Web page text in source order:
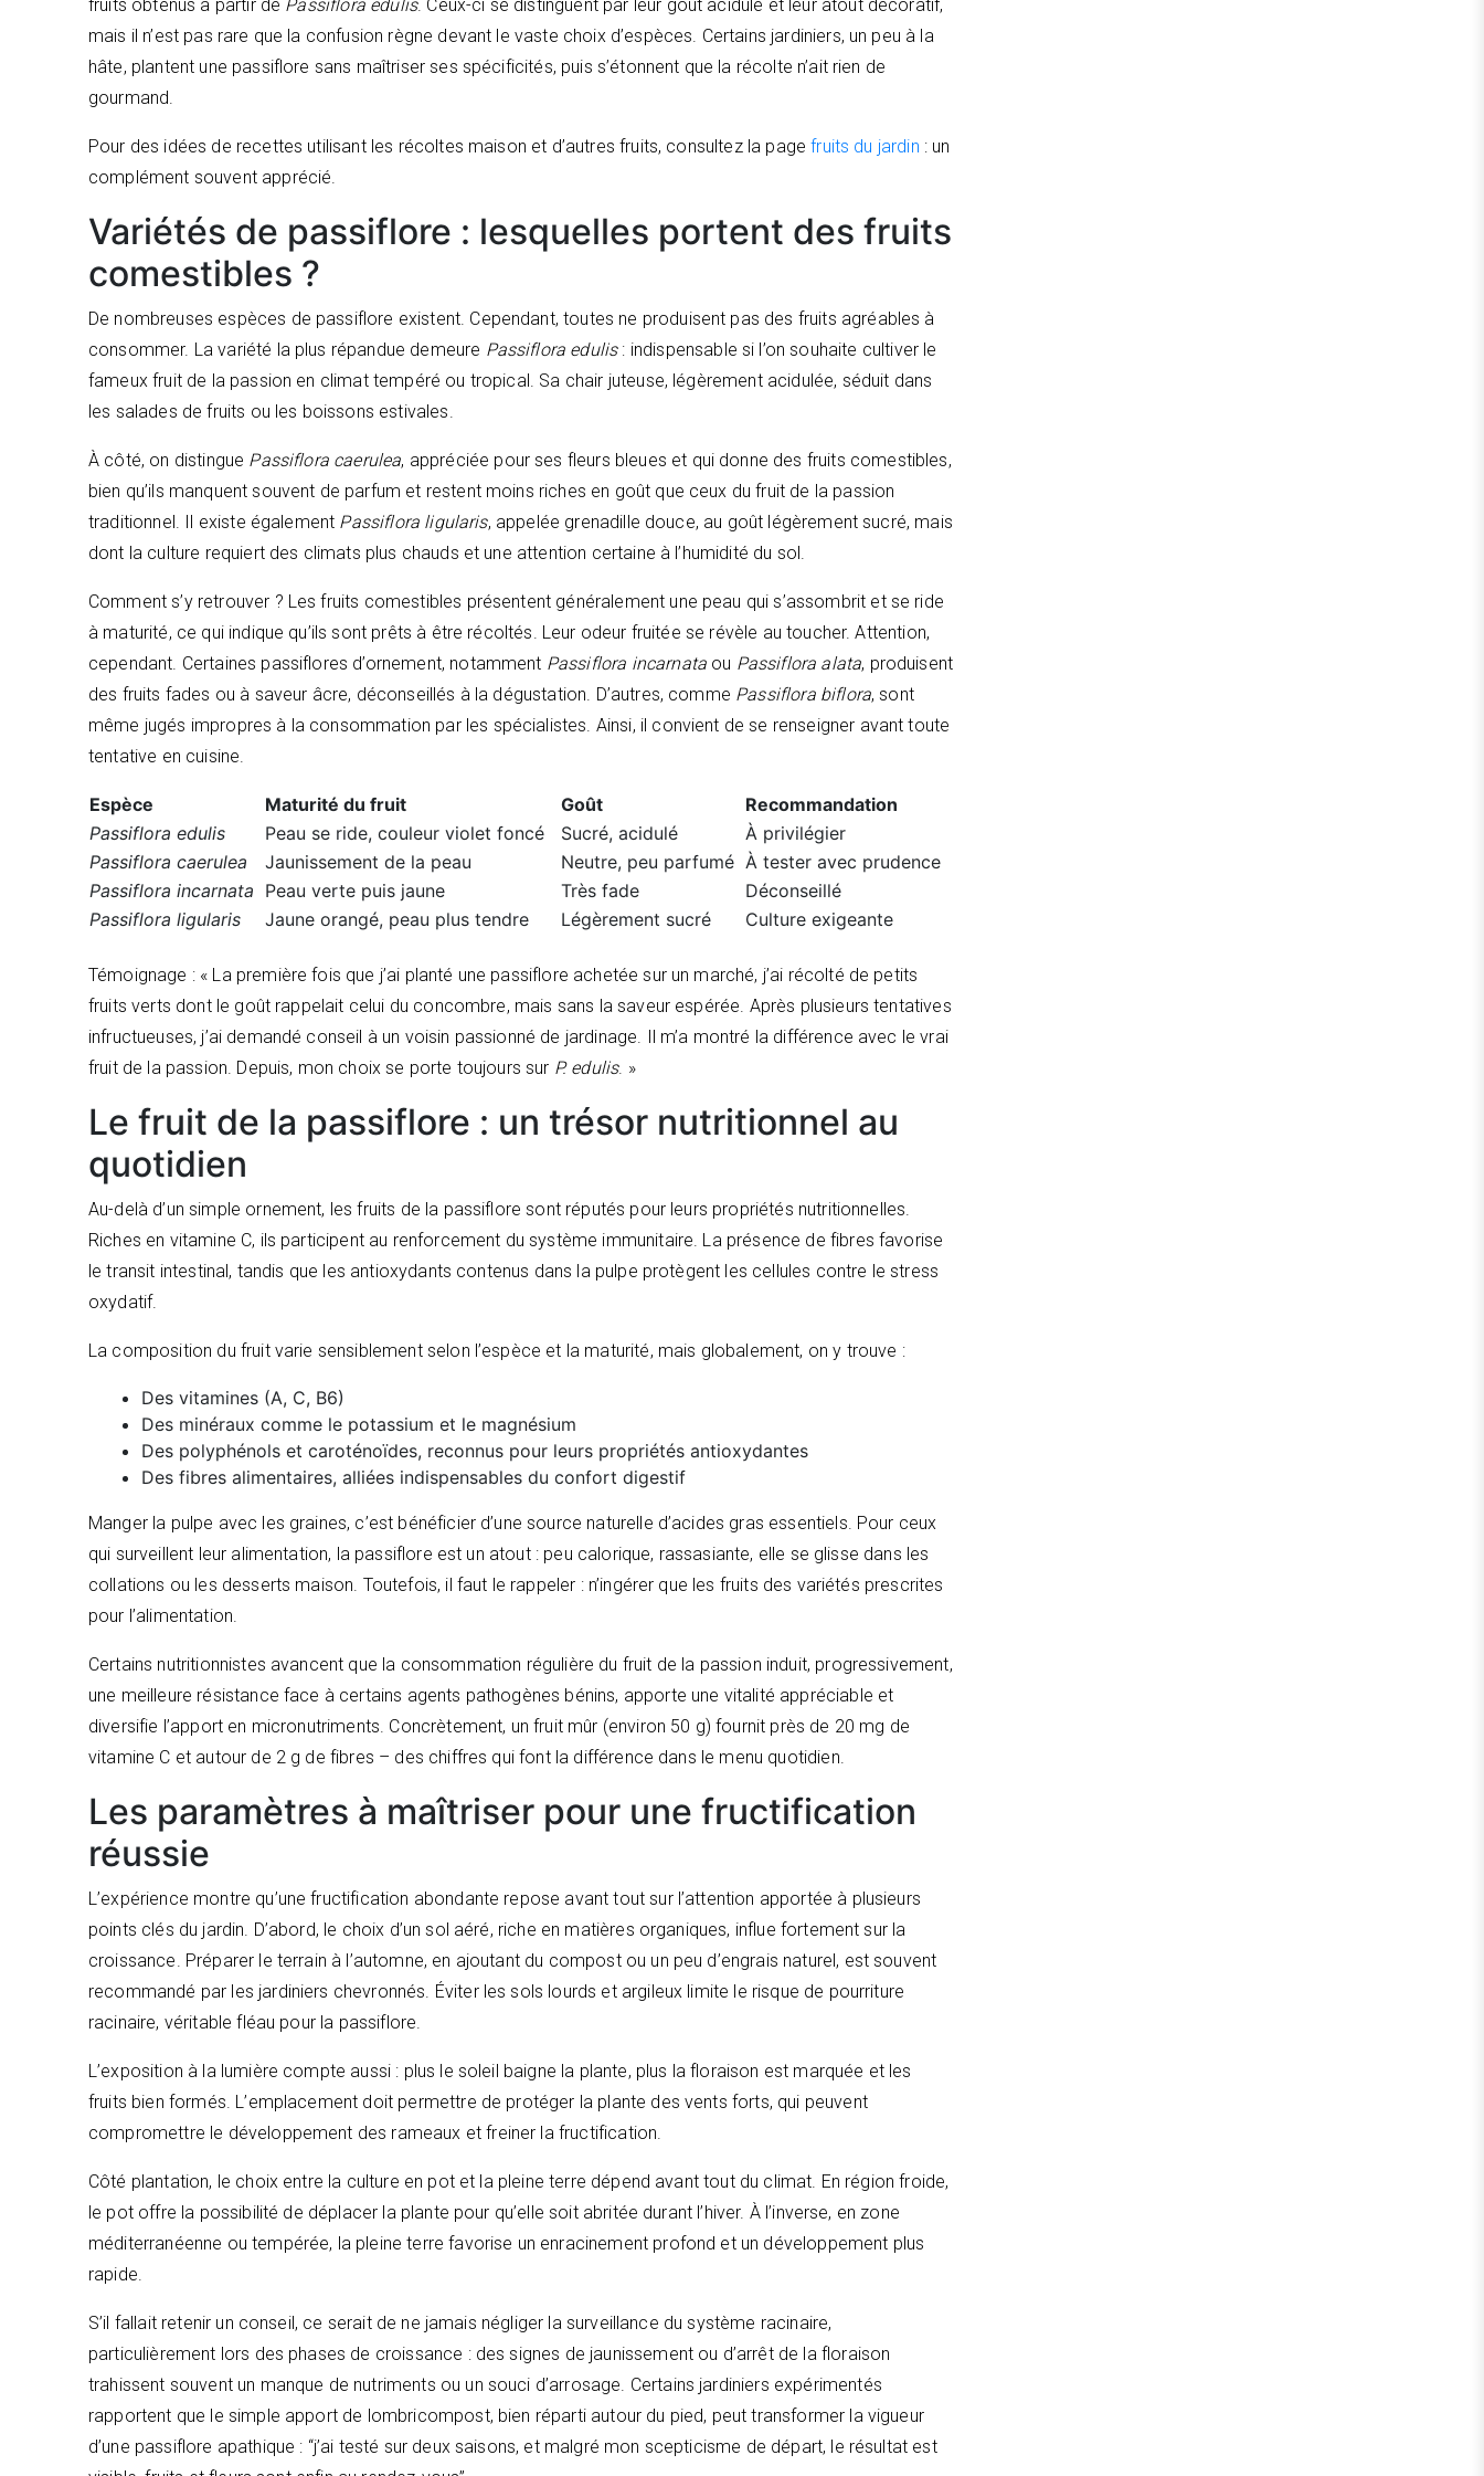
fruits obtenus à partir de Passiflora edulis. Ceux-ci se distinguent par leur goût acidulé et leur atout décoratif,
mais il n’est pas rare que la confusion règne devant le vaste choix d’espèces. Certains jardiniers, un peu à la
hâte, plantent une passiflore sans maîtriser ses spécificités, puis s’étonnent que la récolte n’ait rien de
gourmand.
Pour des idées de recettes utilisant les récoltes maison et d’autres fruits, consultez la pagefruits du jardin : un
complément souvent apprécié.
Variétés de passiflore : lesquelles portent des fruits
comestibles ?
De nombreuses espèces de passiflore existent. Cependant, toutes ne produisent pas des fruits agréables à
consommer. La variété la plus répandue demeure Passiflora edulis: indispensable si l’on souhaite cultiver le
fameux fruit de la passion en climat tempéré ou tropical. Sa chair juteuse, légèrement acidulée, séduit dans
les salades de fruits ou les boissons estivales.
À côté, on distingue Passiflora caerulea, appréciée pour ses fleurs bleues et qui donne des fruits comestibles,
bien qu’ils manquent souvent de parfum et restent moins riches en goût que ceux du fruit de la passion
traditionnel. Il existe également Passiflora ligularis, appelée grenadille douce, au goût légèrement sucré, mais
dont la culture requiert des climats plus chauds et une attention certaine à l’humidité du sol.
Comment s’y retrouver ? Les fruits comestibles présentent généralement une peau qui s’assombrit et se ride
à maturité, ce qui indique qu’ils sont prêts à être récoltés. Leur odeur fruitée se révèle au toucher. Attention,
cependant. Certaines passiflores d’ornement, notamment Passiflora incarnata ou Passiflora alata, produisent
des fruits fades ou à saveur âcre, déconseillés à la dégustation. D’autres, comme Passiflora biflora, sont
même jugés impropres à la consommation par les spécialistes. Ainsi, il convient de se renseigner avant toute
tentative en cuisine.
Espèce Maturité du fruit Goût
Recommandation
Passiflora edulis
Peau se ride, couleur violet foncé Sucré, acidulé
À privilégier
Passiflora caerulea
Jaunissement de la peau Neutre, peu parfumé À tester avec prudence
Passiflora incarnata Peau verte puis jaune Très fade
Déconseillé
Passiflora ligularis
Jaune orangé, peau plus tendre Légèrement sucré Culture exigeante
Témoignage : « La première fois que j’ai planté une passiflore achetée sur un marché, j’ai récolté de petits
fruits verts dont le goût rappelait celui du concombre, mais sans la saveur espérée. Après plusieurs tentatives
infructueuses, j’ai demandé conseil à un voisin passionné de jardinage. Il m’a montré la différence avec le vrai
fruit de la passion. Depuis, mon choix se porte toujours sur P. edulis. »
Le fruit de la passiflore : un trésor nutritionnel au
quotidien
Au-delà d’un simple ornement, les fruits de la passiflore sont réputés pour leurs propriétés nutritionnelles.
Riches en vitamine C, ils participent au renforcement du système immunitaire. La présence de fibres favorise
le transit intestinal, tandis que les antioxydants contenus dans la pulpe protègent les cellules contre le stress
oxydatif.
La composition du fruit varie sensiblement selon l’espèce et la maturité, mais globalement, on y trouve :
Des vitamines (A, C, B6)
Des minéraux comme le potassium et le magnésium
Des polyphénols et caroténoïdes, reconnus pour leurs propriétés antioxydantes
Des fibres alimentaires, alliées indispensables du confort digestif
Manger la pulpe avec les graines, c’est bénéficier d’une source naturelle d’acides gras essentiels. Pour ceux
qui surveillent leur alimentation, la passiflore est un atout : peu calorique, rassasiante, elle se glisse dans les
collations ou les desserts maison. Toutefois, il faut le rappeler : n’ingérer que les fruits des variétés prescrites
pour l’alimentation.
Certains nutritionnistes avancent que la consommation régulière du fruit de la passion induit, progressivement,
une meilleure résistance face à certains agents pathogènes bénins, apporte une vitalité appréciable et
diversifie l’apport en micronutriments. Concrètement, un fruit mûr (environ 50 g) fournit près de 20 mg de
vitamine C et autour de 2 g de fibres – des chiffres qui font la différence dans le menu quotidien.
Les paramètres à maîtriser pour une fructification
réussie
L’expérience montre qu’une fructification abondante repose avant tout sur l’attention apportée à plusieurs
points clés du jardin. D’abord, le choix d’un sol aéré, riche en matières organiques, influe fortement sur la
croissance. Préparer le terrain à l’automne, en ajoutant du compost ou un peu d’engrais naturel, est souvent
recommandé par les jardiniers chevronnés. Éviter les sols lourds et argileux limite le risque de pourriture
racinaire, véritable fléau pour la passiflore.
L’exposition à la lumière compte aussi : plus le soleil baigne la plante, plus la floraison est marquée et les
fruits bien formés. L’emplacement doit permettre de protéger la plante des vents forts, qui peuvent
compromettre le développement des rameaux et freiner la fructification.
Côté plantation, le choix entre la culture en pot et la pleine terre dépend avant tout du climat. En région froide,
le pot offre la possibilité de déplacer la plante pour qu’elle soit abritée durant l’hiver. À l’inverse, en zone
méditerranéenne ou tempérée, la pleine terre favorise un enracinement profond et un développement plus
rapide.
S’il fallait retenir un conseil, ce serait de ne jamais négliger la surveillance du système racinaire,
particulièrement lors des phases de croissance : des signes de jaunissement ou d’arrêt de la floraison
trahissent souvent un manque de nutriments ou un souci d’arrosage. Certains jardiniers expérimentés
rapportent que le simple apport de lombricompost, bien réparti autour du pied, peut transformer la vigueur
d’une passiflore apathique : “j’ai testé sur deux saisons, et malgré mon scepticisme de départ, le résultat est